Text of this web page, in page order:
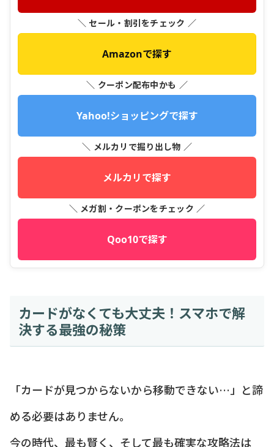
＼ セール・割引をチェック ／
Amazonで探す
＼ クーポン配布中かも ／
Yahoo!ショッピングで探す
＼ メルカリで掘り出し物 ／
メルカリで探す
＼ メガ割・クーポンをチェック ／
Qoo10で探す
カードがなくても大丈夫！スマホで解
決する最強の秘策
「カードが見つからないから移動できない…」と諦
める必要はありません。
今の時代、最も賢く、そして最も確実な攻略法は